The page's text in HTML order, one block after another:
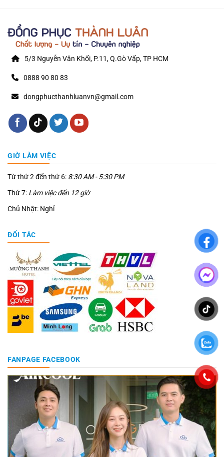
5/3 Nguyễn Văn Khối, P.11, Q.Gò Vấp, TP HCM
0888 90 80 83
dongphucthanhluanvn@gmail.com
GIỜ LÀM VIỆC
Từ thứ 2 đến thứ 6: 8:30 AM - 5:30 PM
Thứ 7: Làm việc đến 12 giờ
Chủ Nhật: Nghỉ
ĐỐI TÁC
FANPAGE FACEBOOK